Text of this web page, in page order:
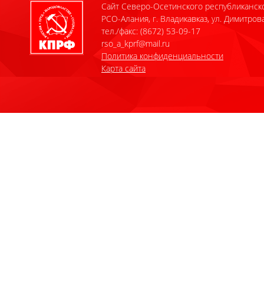
Сайт Северо-Осетинского
РСО-Алания, г. Владикавказ, ул.
тел./факс: (8672) 53-09-17
rso_a_kprf@mail.ru
Политика конфиденциальности
Карта сайта